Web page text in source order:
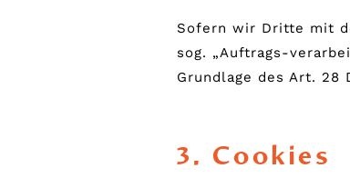
Sofern wir Dritte mit
sog. „Auftrags-
Grundlage des Art. 28
3. Cookies